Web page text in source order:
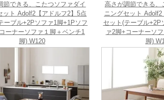
節できる、こたつソファダイ
ット Adolf2【アドルフ2】5点
ーブル+2Pソファ1脚+1Pソフ
ーナーソファ１脚＋ベンチ1
脚) W120
高さが調節できる、
ニングセット
セット(テーブル+2P
ァ2脚+コーナーソ
脚)